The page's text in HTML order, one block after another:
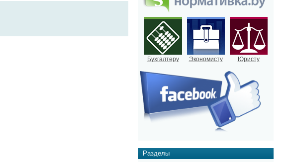
Бухгалтеру Экономисту Юристу
Разделы